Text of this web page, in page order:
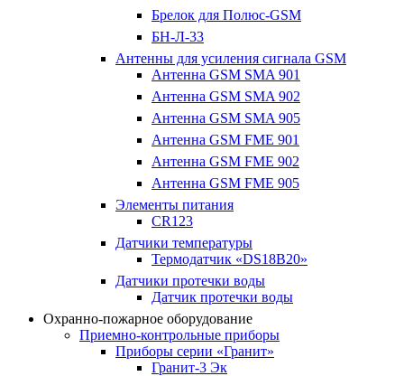
Брелок для Полюс-GSM
БН-Л-33
Антенны для усиления сигнала GSM
Антенна GSM SMA 901
Антенна GSM SMA 902
Антенна GSM SMA 905
Антенна GSM FME 901
Антенна GSM FME 902
Антенна GSM FME 905
Элементы питания
CR123
Датчики температуры
Термодатчик «DS18B20»
Датчики протечки воды
Датчик протечки воды
Охранно-пожарное оборудование
Приемно-контрольные приборы
Приборы серии «Гранит»
Гранит-3 Эк